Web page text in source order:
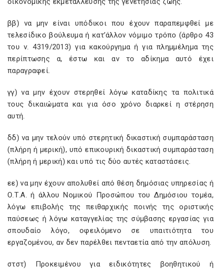
ββ) να μην είναι υπόδικοι που έχουν παραπεμφθεί με
τελεσίδικο βούλευμα ή κατ’άλλον νόμιμο τρόπο (άρθρο 43
του ν. 4319/2013) για κακούργημα ή για πλημμέλημα της
περίπτωσης α, έστω και αν το αδίκημα αυτό έχει
παραγραφεί.
γγ) να μην έχουν στερηθεί λόγω καταδίκης τα πολιτικά
τους δικαιώματα και για όσο χρόνο διαρκεί η στέρηση
αυτή.
δδ) να μην τελούν υπό στερητική δικαστική συμπαράσταση
(πλήρη ή μερική), υπό επικουρική δικαστική συμπαράσταση
(πλήρη ή μερική) και υπό τις δύο αυτές καταστάσεις.
εε) να μην έχουν απολυθεί από θέση δημόσιας υπηρεσίας ή
Ο.Τ.Α. ή άλλου Νομικού Προσώπου του Δημόσιου τομέα,
λόγω επιβολής της πειθαρχικής ποινής της οριστικής
παύσεως ή λόγω καταγγελίας της σύμβασης εργασίας για
σπουδαίο λόγο, οφειλόμενο σε υπαιτιότητα του
εργαζομένου, αν δεν παρέλθει πενταετία από την απόλυση.
στστ) Προκειμένου για ειδικότητες βοηθητικού ή